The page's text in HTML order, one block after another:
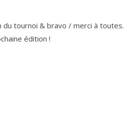
du tournoi & bravo / merci à toutes.
édition !